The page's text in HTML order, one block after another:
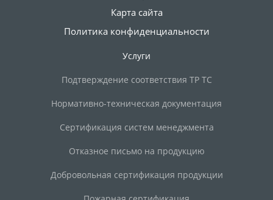
Карта сайта
Политика конфиденциальности
Услуги
Подтверждение соответствия ТР ТС
Нормативно-техническая документация
Сертификация систем менеджмента
Отказное письмо на продукцию
Добровольная сертификация продукции